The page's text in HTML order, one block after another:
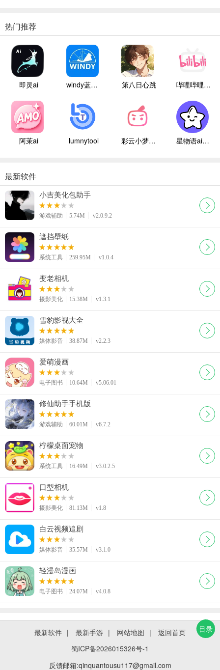
热门推荐
即灵ai windy蓝色气象 第八日心跳 哔哩哔哩白色版
阿茉ai lumnytool 彩云小梦国际版 星物语ai聊天
最新软件
小吉美化包助手
游戏辅助 5.74M v2.0.9.2
遮挡壁纸
系统工具 259.95M v1.0.4
变老相机
摄影美化 15.38M v1.3.1
雪豹影视大全
媒体影音 38.87M v2.2.3
爱萌漫画
电子图书 10.64M v5.06.01
修仙助手手机版
游戏辅助 60.01M v6.7.2
柠檬桌面宠物
系统工具 16.49M v3.0.2.5
口型相机
摄影美化 81.13M v1.8
白云视频追剧
媒体影音 35.57M v3.1.0
轻漫岛漫画
电子图书 24.07M v4.0.8
最新软件 | 最新手游 | 网站地图 |
返回首页
蜀ICP备2026015326号-1
反馈邮箱:qinquantousu117@gmail.com
目录